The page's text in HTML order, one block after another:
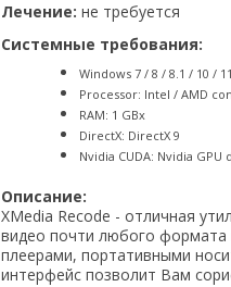
Лечение: не требуется
Системные требования:
Windows 7 / 8 / 8.1 / 10 /
Processor: Intel / AMD
RAM: 1 GBx
DirectX: DirectX 9
Nvidia CUDA: Nvidia
Описание:
XMedia Recode - отличная
видео почти любого
плеерами, портативными
интерфейс позволит Вам